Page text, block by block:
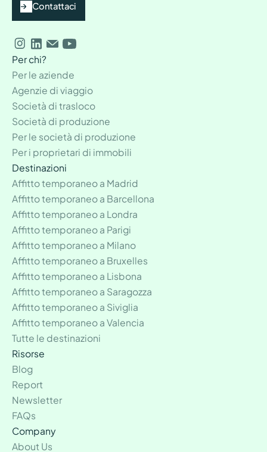
Contattaci
Per chi?
Per le aziende
Agenzie di viaggio
Società di trasloco
Società di produzione
Per le società di produzione
Per i proprietari di immobili
Destinazioni
Affitto temporaneo a Madrid
Affitto temporaneo a Barcellona
Affitto temporaneo a Londra
Affitto temporaneo a Parigi
Affitto temporaneo a Milano
Affitto temporaneo a Bruxelles
Affitto temporaneo a Lisbona
Affitto temporaneo a Saragozza
Affitto temporaneo a Siviglia
Affitto temporaneo a Valencia
Tutte le destinazioni
Risorse
Blog
Report
Newsletter
FAQs
Company
About Us